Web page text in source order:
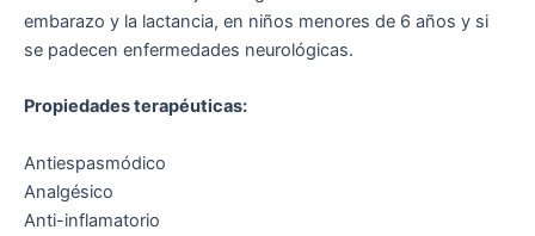
embarazo y la lactancia, en niños menores de 6 años y si
se padecen enfermedades neurológicas.
Propiedades terapéuticas:
Antiespasmódico
Analgésico
Anti-inflamatorio